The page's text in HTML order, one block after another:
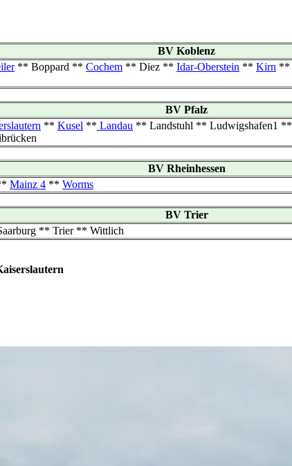
BV Koblenz
** Boppard ** Cochem ** Diez ** Idar-Oberstein ** Kirn **
BV Pfalz
** Kusel ** Landau ** Landstuhl ** Ludwigshafen1 **
BV Rheinhessen
Mainz 4 ** Worms
BV Trier
** Trier ** Wittlich